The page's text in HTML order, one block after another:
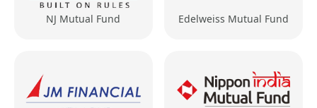
NJ Mutual Fund Edelweiss Mutual Fund